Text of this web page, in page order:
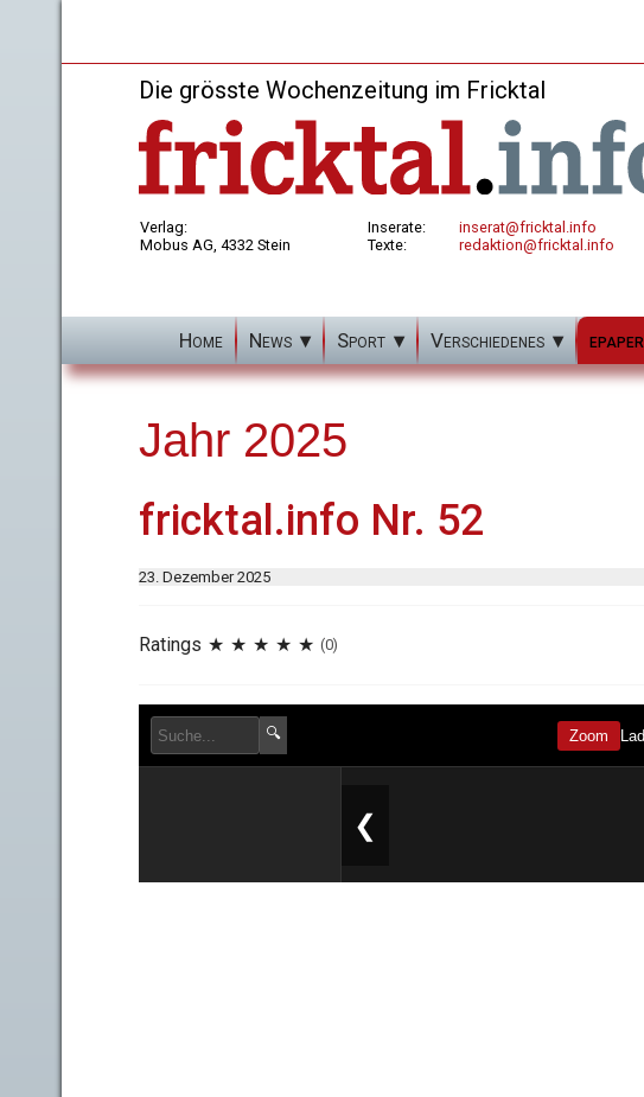
Die grösste Wochenzeitung im Fricktal
Verlag:
Mobus AG, 4332 Stein
Inserate:
Texte:
inserat@fricktal.info
redaktion@fricktal.info
Home News Sport Verschiedenes epaper
Jahr 2025
fricktal.info Nr. 52
23. Dezember 2025
Ratings (0)